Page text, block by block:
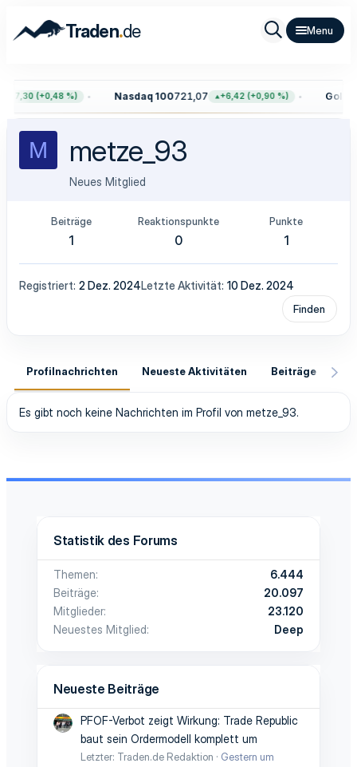
Traden.de
(+0,48 %) Nasdaq 100721,07 +6,42 (+0,90 %) Gold
M metze_93
Neues Mitglied
Beiträge
1
Reaktionspunkte
0
Punkte
1
Registriert 2 Dez. 2024Letzte Aktivität 10 Dez. 2024
Finden
Profilnachrichten Neueste Aktivitäten Beiträge
Es gibt noch keine Nachrichten im Profil von metze_93.
Statistik des Forums
Themen
6.444
Beiträge
20.097
Mitglieder
23.120
Neuestes Mitglied
Deep
Neueste Beiträge
PFOF-Verbot zeigt Wirkung: Trade Republic
baut sein Ordermodell komplett um
Letzter: Traden.de Redaktion
Gestern um